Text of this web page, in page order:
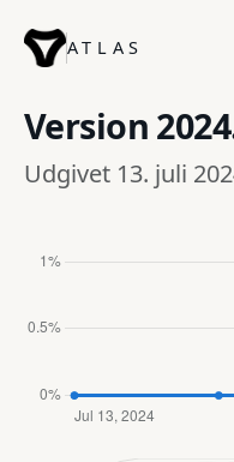
ATLAS
Version
Udgivet 13. juli